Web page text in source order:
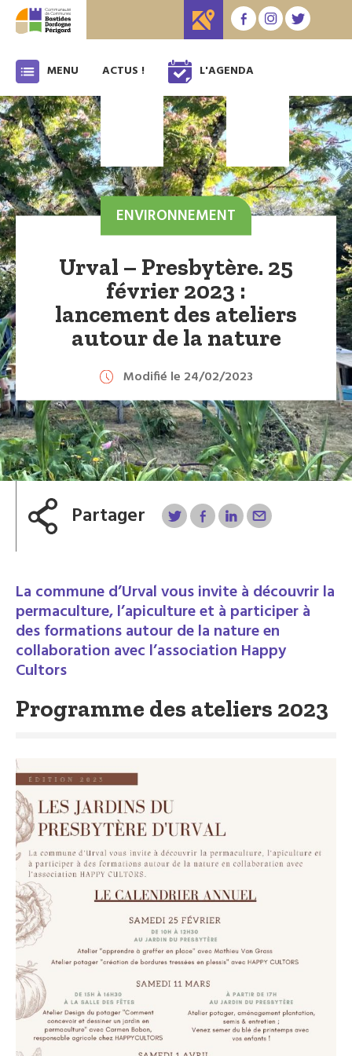
MENU ACTUS ! L'AGENDA
ENVIRONNEMENT
Urval – Presbytère. 25
février 2023 :
lancement des ateliers
autour de la nature
Modifié le 24/02/2023
Partager
La commune d’Urval vous invite à découvrir la
permaculture, l’apiculture et à participer à
des formations autour de la nature en
collaboration avec l’association Happy
Cultors
Programme des ateliers 2023